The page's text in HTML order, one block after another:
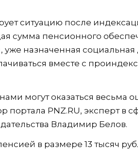
ситуацию после
сумма пенсионного
назначенная социальная
вместе с
могут оказаться весьма
портала PNZ.RU, эксперт в
Владимир Белов.
в размере 13 тысяч